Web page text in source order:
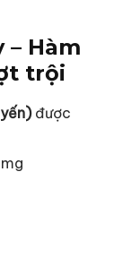
Hàm
trội
được